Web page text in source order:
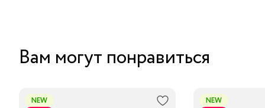
Вам могут понравиться
NEW
NEW